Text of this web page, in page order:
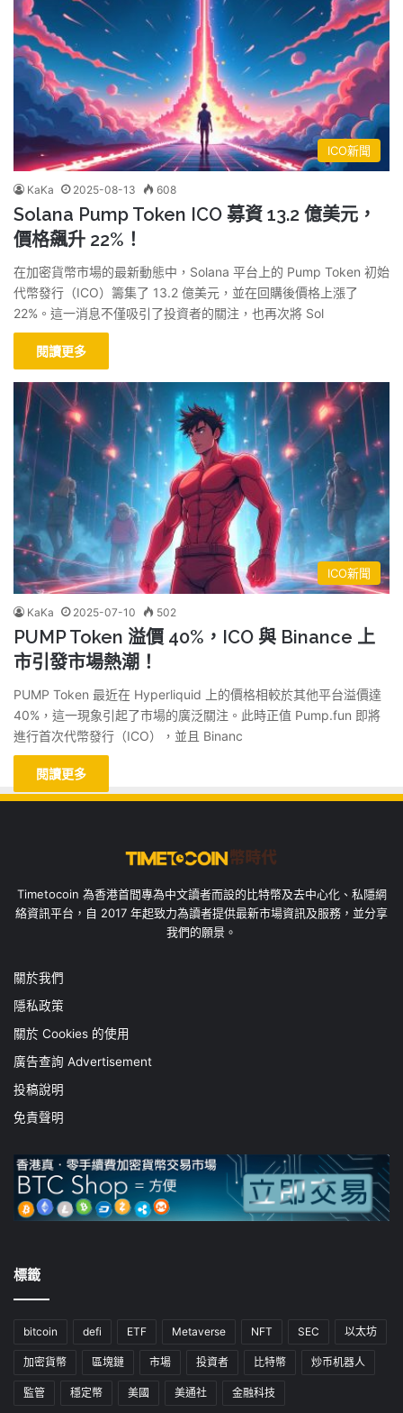
ICO新聞
KaKa 2025-08-13 608
Solana Pump Token ICO 募資 13.2 億美元，
價格飆升 22%！
在加密貨幣市場的最新動態中，Solana 平台上的 Pump Token 初始
代幣發行（ICO）籌集了 13.2 億美元，並在回購後價格上漲了
22%。這一消息不僅吸引了投資者的關注，也再次將 Sol
閱讀更多
ICO新聞
KaKa 2025-07-10 502
PUMP Token 溢價 40%，ICO 與 Binance 上
市引發市場熱潮！
PUMP Token 最近在 Hyperliquid 上的價格相較於其他平台溢價達
40%，這一現象引起了市場的廣泛關注。此時正值 Pump.fun 即將
進行首次代幣發行（ICO），並且 Binanc
閱讀更多
Timetocoin 為香港首間專為中文讀者而設的比特幣及去中心化、私隱網
絡資訊平台，自 2017 年起致力為讀者提供最新市場資訊及服務，並分享
我們的願景。
關於我們
隱私政策
關於 Cookies 的使用
廣告查詢 Advertisement
投稿說明
免責聲明
標籤
bitcoin defi ETF Metaverse NFT SEC 以太坊
加密貨幣 區塊鏈 市場 投資者 比特幣 炒币机器人
監管 穩定幣 美國 美通社 金融科技